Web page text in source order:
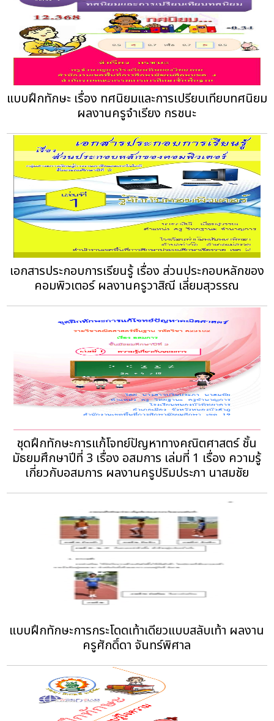
แบบฝึกทักษะ เรื่อง ทศนิยมและการเปรียบเทียบทศนิยม
ผลงานครูจำเรียง กรชนะ
เอกสารประกอบการเรียนรู้ เรื่อง ส่วนประกอบหลักของ
คอมพิวเตอร์ ผลงานครูวาสิณี เลี่ยมสุวรรณ
ชุดฝึกทักษะการแก้โจทย์ปัญหาทางคณิตศาสตร์ ชั้น
มัธยมศึกษาปีที่ 3 เรื่อง อสมการ เล่มที่ 1 เรื่อง ความรู้
เกี่ยวกับอสมการ ผลงานครูปริมประภา นาสมชัย
แบบฝึกทักษะการกระโดดเท้าเดียวแบบสลับเท้า ผลงาน
ครูศักดิ์ดา จันทร์พิศาล